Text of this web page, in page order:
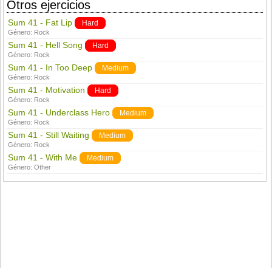
Otros ejercicios
Sum 41 - Fat Lip Hard
Género: Rock
Sum 41 - Hell Song Hard
Género: Rock
Sum 41 - In Too Deep Medium
Género: Rock
Sum 41 - Motivation Hard
Género: Rock
Sum 41 - Underclass Hero Medium
Género: Rock
Sum 41 - Still Waiting Medium
Género: Rock
Sum 41 - With Me Medium
Género:Other